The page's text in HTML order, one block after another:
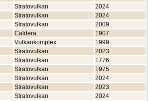
Stratovulkan
2024
Stratovulkan
2024
Stratovulkan
2009
Caldera
1907
Vulkankomplex
1999
Stratovulkan
2023
Stratovulkan
1776
Stratovulkan
1975
Stratovulkan
2024
Stratovulkan
2023
Stratovulkan
2024